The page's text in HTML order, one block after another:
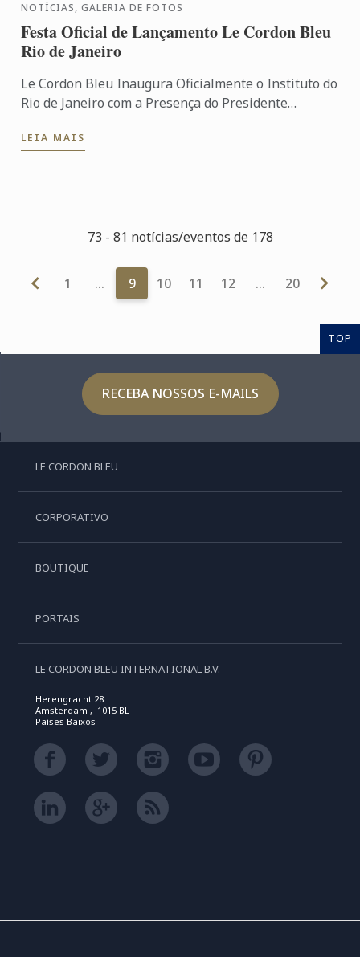
NOTÍCIAS, GALERIA DE FOTOS
Festa Oficial de Lançamento Le Cordon Bleu
Rio de Janeiro
Le Cordon Bleu Inaugura Oficialmente o Instituto do
Rio de Janeiro com a Presença do Presidente
Culinárias Le ...
LEIA MAIS
73 - 81 notícias/eventos de 178
1 … 9 10 11 12 … 20
TOP
RECEBA NOSSOS E-MAILS
LE CORDON BLEU
CORPORATIVO
BOUTIQUE
PORTAIS
LE CORDON BLEU INTERNATIONAL B.V.
Herengracht 28
Amsterdam , 1015 BL
Países Baixos